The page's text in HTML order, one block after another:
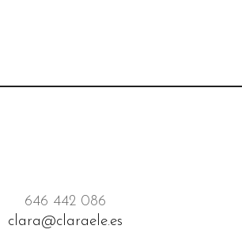
646 442 086
clara@claraele.es